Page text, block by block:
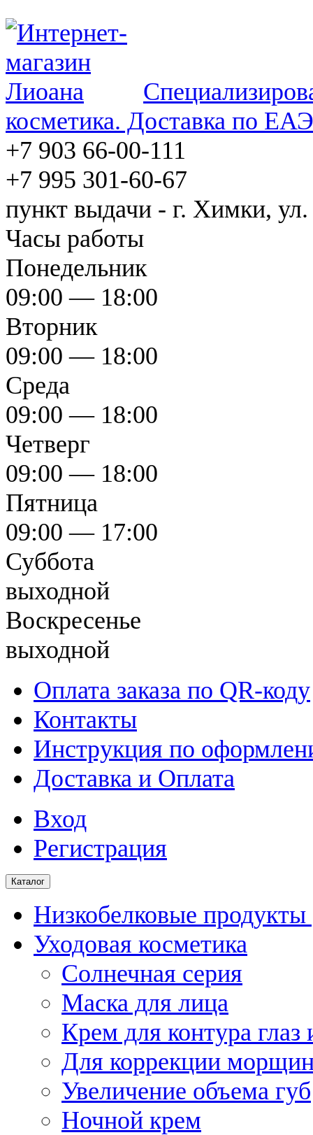
косметика. Доставка по
+7 903 66-00-111
+7 995 301-60-67
пункт выдачи - г. Химки, ул.
Часы работы
Понедельник
09:00 — 18:00
Вторник
09:00 — 18:00
Среда
09:00 — 18:00
Четверг
09:00 — 18:00
Пятница
09:00 — 17:00
Суббота
выходной
Воскресенье
выходной
Оплата заказа по QR-коду
Контакты
Инструкция по
Доставка и Оплата
Вход
Регистрация
Каталог
Низкобелковые продукты
Уходовая косметика
Солнечная серия
Маска для лица
Крем для контура глаз
Для коррекции
Увеличение объема губ
Ночной крем